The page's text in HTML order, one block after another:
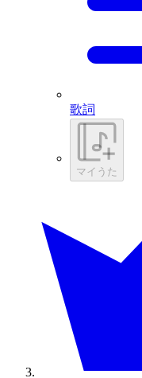
歌詞
マイうた